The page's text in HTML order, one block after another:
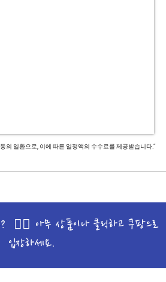
의 일환으로, 이에 따른 일정액의 수수료를 제공받습니다.”
🙋‍♀️ 아무 상품이나 클릭하고 쿠팡으로
입장하세요.